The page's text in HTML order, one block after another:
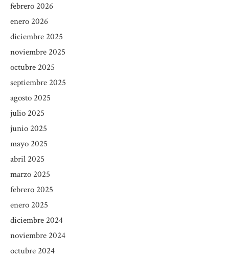
febrero 2026
enero 2026
diciembre 2025
noviembre 2025
octubre 2025
septiembre 2025
agosto 2025
julio 2025
junio 2025
mayo 2025
abril 2025
marzo 2025
febrero 2025
enero 2025
diciembre 2024
noviembre 2024
octubre 2024